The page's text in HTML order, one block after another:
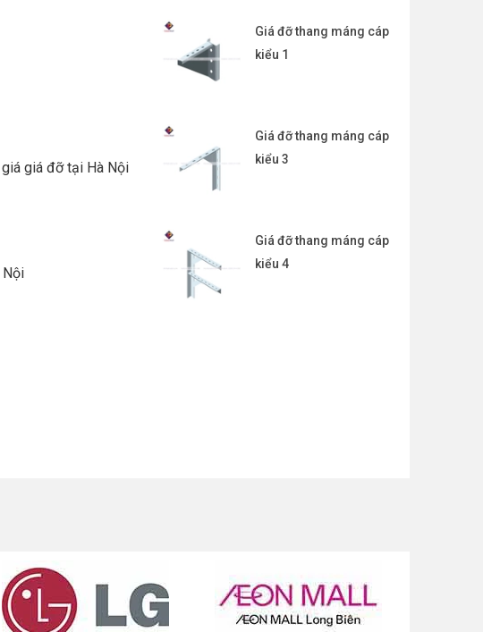
giá giá đỡ tại Hà Nội
Nội
Giá đỡ thang máng cáp
kiểu 1
Giá đỡ thang máng cáp
kiểu 3
Giá đỡ thang máng cáp
kiểu 4